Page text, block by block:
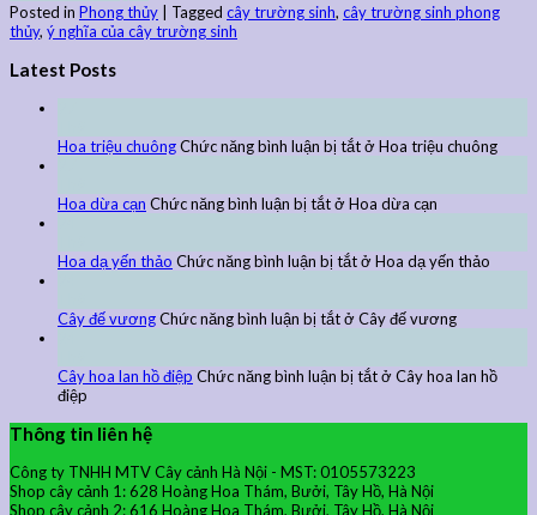
Posted in Phong thủy | Tagged cây trường sinh, cây trường sinh phong
thủy, ý nghĩa của cây trường sinh
Latest Posts
Hoa triệu chuôngChức năng bình luận bị tắtở Hoa triệu chuông
Hoa dừa cạn Chức năng bình luận bị tắtở Hoa dừa cạn
Hoa dạ yến thảo Chức năng bình luận bị tắtở Hoa dạ yến thảo
Cây đế vươngChức năng bình luận bị tắtở Cây đế vương
Cây hoa lan hồ điệp Chức năng bình luận bị tắtở Cây hoa lan hồ
điệp
Thông tin liên hệ
Công ty TNHH MTV Cây cảnh Hà Nội - MST: 0105573223
Shop cây cảnh 1: 628 Hoàng Hoa Thám, Bưởi, Tây Hồ, Hà Nội
Shop cây cảnh 2: 616 Hoàng Hoa Thám, Bưởi, Tây Hồ, Hà Nội